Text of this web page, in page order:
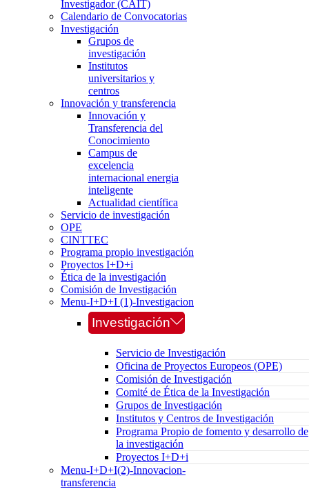
Investigador (CAIT)
Calendario de Convocatorias
Investigación
Grupos de
investigación
Institutos
universitarios y
centros
Innovación y transferencia
Innovación y
Transferencia del
Conocimiento
Campus de
excelencia
internacional energia
inteligente
Actualidad científica
Servicio de investigación
OPE
CINTTEC
Programa propio investigación
Proyectos I+D+i
Ética de la investigación
Comisión de Investigación
Menu-I+D+I (1)-Investigacion
Investigación
Servicio de Investigación
Oficina de Proyectos Europeos (OPE)
Comisión de Investigación
Comité de Ética de la Investigación
Grupos de Investigación
Institutos y Centros de Investigación
Programa Propio de fomento y desarrollo de
la investigación
Proyectos I+D+i
Menu-I+D+I(2)-Innovacion-
transferencia